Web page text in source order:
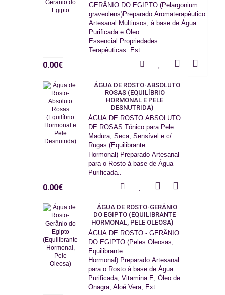
GERÂNIO DO EGIPTO (Pelargonium
graveolens)Preparado Aromaterapêutico
Artesanal Multiusos, à base de Água
Purificada e Óleo
Essencial.Propriedades
Terapêuticas: Est..
0.00€
ÁGUA DE ROSTO-ABSOLUTO
ROSAS (EQUILÍBRIO
HORMONAL E PELE
DESNUTRIDA)
ÁGUA DE ROSTO ABSOLUTO
DE ROSAS Tónico para Pele
Madura, Seca, Sensível e c/
Rugas (Equilibrante
Hormonal) Preparado Artesanal
para o Rosto à base de Água
Purificada..
0.00€
ÁGUA DE ROSTO-GERÂNIO
DO EGIPTO (EQUILIBRANTE
HORMONAL, PELE OLEOSA)
ÁGUA DE ROSTO - GERÂNIO
DO EGIPTO (Peles Oleosas,
Equilibrante
Hormonal) Preparado Artesanal
para o Rosto à base de Água
Purificada, Vitamina E, Óleo de
Onagra, Aloé Vera, Ext..